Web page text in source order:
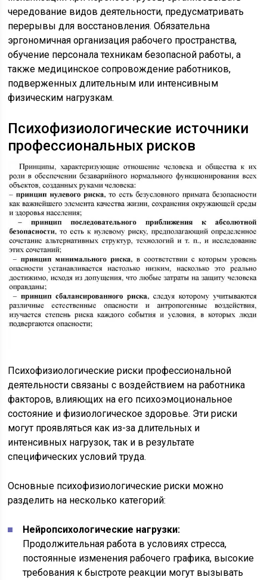
чередование видов деятельности, предусматривать
перерывы для восстановления. Обязательна
эргономичная организация рабочего пространства,
обучение персонала техникам безопасной работы, а
также медицинское сопровождение работников,
подверженных длительным или интенсивным
физическим нагрузкам.
Психофизиологические источники
профессиональных рисков
Психофизиологические риски профессиональной
деятельности связаны с воздействием на работника
факторов, влияющих на его психоэмоциональное
состояние и физиологическое здоровье. Эти риски
могут проявляться как из-за длительных и
интенсивных нагрузок, так и в результате
специфических условий труда.
Основные психофизиологические риски можно
разделить на несколько категорий:
Нейропсихологические нагрузки:
Продолжительная работа в условиях стресса,
постоянные изменения рабочего графика, высокие
требования к быстроте реакции могут вызывать